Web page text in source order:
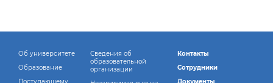
Об университете
Образование
Поступающему
Сведения об
образовательной
организации
Контакты
Сотрудники
Документы